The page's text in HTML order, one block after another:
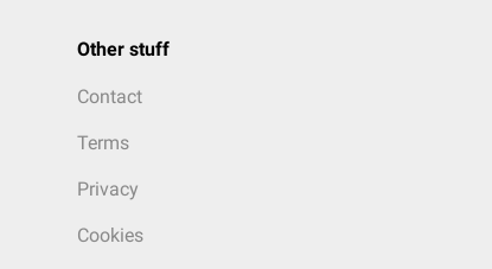
Other stuff
Contact
Terms
Privacy
Cookies